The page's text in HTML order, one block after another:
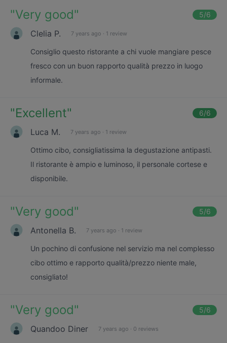
"Very good" 5/6
Clelia P. 7 years ago · 1 review
Consiglio questo ristorante a chi vuole mangiare pesce
fresco con un buon rapporto qualità prezzo in luogo
informale.
"Excellent" 6/6
Luca M. 7 years ago · 1 review
Ottimo cibo, consigliatissima la degustazione antipasti.
Il ristorante è ampio e luminoso, il personale cortese e
disponibile.
"Very good" 5/6
Antonella B. 7 years ago · 1 review
Un pochino di confusione nel servizio ma nel complesso
cibo ottimo e rapporto qualità/prezzo niente male,
consigliato!
"Very good" 5/6
Quandoo Diner 7 years ago · 0 reviews